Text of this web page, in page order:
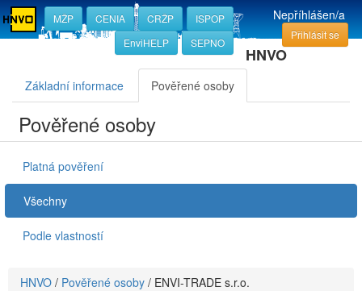
MŽP CENIA CRŽP
ISPOP
EnviHELP
SEPNO
Nepříhlášen/a
Přihlásit se
HNVO
Základní informace Pověřené osoby
Pověřené osoby
Platná pověření
Všechny
Podle vlastností
HNVO / Pověřené osoby / ENVI-TRADE s.r.o.